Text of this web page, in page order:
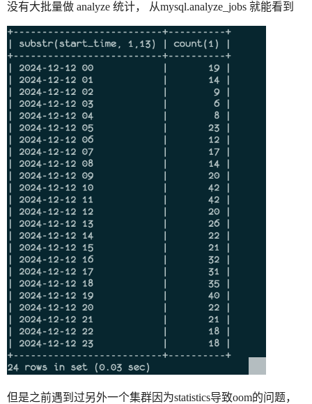
没有大批量做 analyze 统计， 从mysql.analyze_jobs 就能看到
但是之前遇到过另外一个集群因为statistics导致oom的问题，